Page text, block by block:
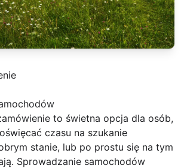
to świetna opcja dla osób,
czasu na szukanie
stanie, lub po prostu się na tym
Sprowadzanie samochodów